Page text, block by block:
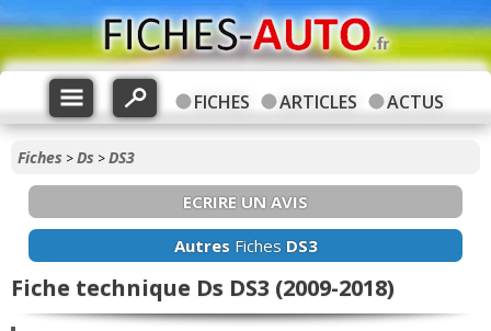
FICHES ARTICLES ACTUS
Fiches >Ds >DS3
ECRIRE UN AVIS
AutresFiches DS3
Fiche technique Ds DS3 (2009-2018)